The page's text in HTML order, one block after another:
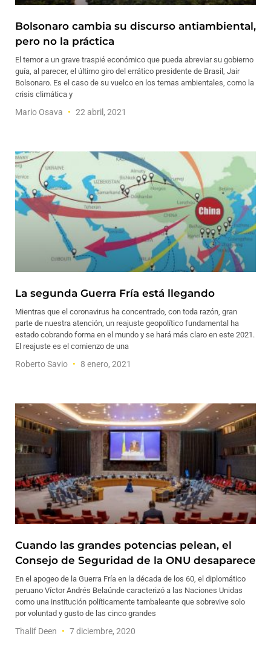
Bolsonaro cambia su discurso antiambiental,
pero no la práctica
El temor a un grave traspié económico que pueda abreviar su gobierno
guía, al parecer, el último giro del errático presidente de Brasil, Jair
Bolsonaro. Es el caso de su vuelco en los temas ambientales, como la
crisis climática y
Mario Osava 22 abril, 2021
La segunda Guerra Fría está llegando
Mientras que el coronavirus ha concentrado, con toda razón, gran
parte de nuestra atención, un reajuste geopolítico fundamental ha
estado cobrando forma en el mundo y se hará más claro en este 2021.
El reajuste es el comienzo de una
Roberto Savio 8 enero, 2021
Cuando las grandes potencias pelean, el
Consejo de Seguridad de la ONU desaparece
En el apogeo de la Guerra Fría en la década de los 60, el diplomático
peruano Víctor Andrés Belaúnde caracterizó a las Naciones Unidas
como una institución políticamente tambaleante que sobrevive solo
por voluntad y gusto de las cinco grandes
Thalif Deen 7 diciembre, 2020